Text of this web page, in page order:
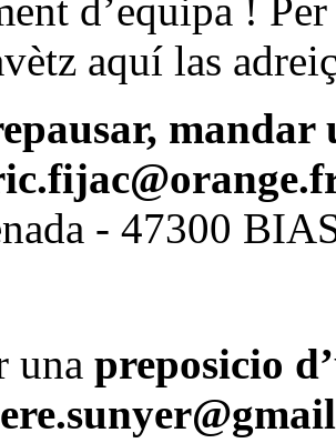
d’equipa !
aquí las
mandar
- 47300
una preposicio